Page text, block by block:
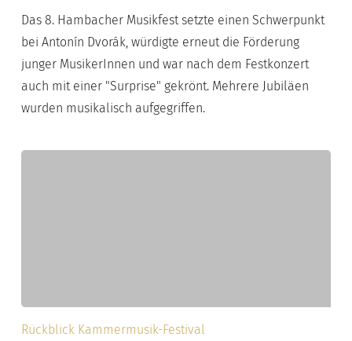
Das 8. Hambacher Musikfest setzte einen Schwerpunkt
bei Antonín Dvorák, würdigte erneut die Förderung
junger MusikerInnen und war nach dem Festkonzert
auch mit einer "Surprise" gekrönt. Mehrere Jubiläen
wurden musikalisch aufgegriffen.
Hambacher
Rückblick Kammermusik-Festival